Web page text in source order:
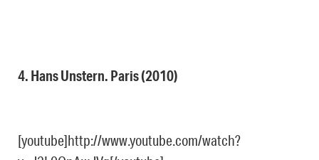
4. Hans Unstern. Paris (2010)
[youtube]http://www.youtube.com/watch?